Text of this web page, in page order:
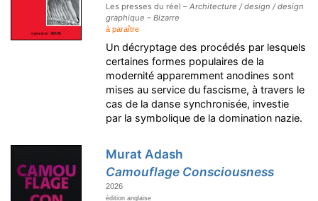
Les presses du réel –Architecture / design / design
graphique – Bizarre
à paraître
Un décryptage des procédés par lesquels
certaines formes populaires de la
modernité apparemment anodines sont
mises au service du fascisme, à travers le
cas de la danse synchronisée, investie
par la symbolique de la domination nazie.
Murat Adash
Camouflage Consciousness
2026
édition anglaise